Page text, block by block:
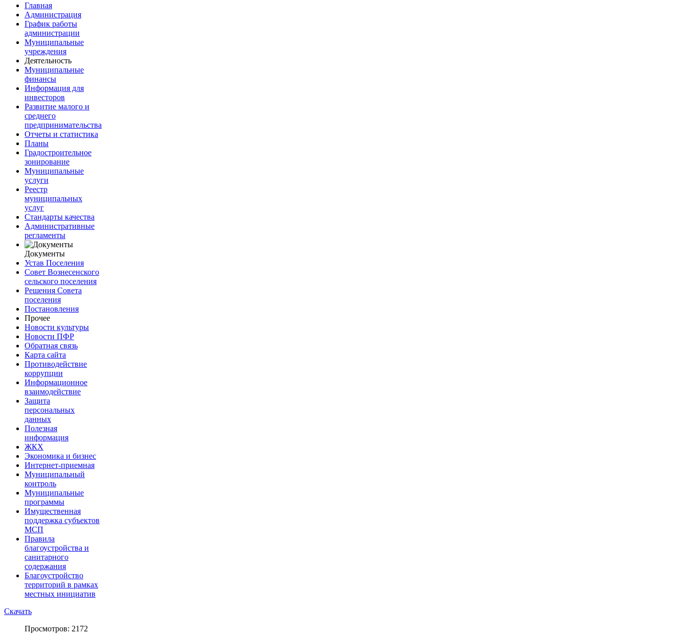
Главная
Администрация
График работы
администрации
Муниципальные
учреждения
Деятельность
Муниципальные
финансы
Информация для
инвесторов
Развитие малого и
среднего
предпринимательства
Отчеты и статистика
Планы
Градостроительное
зонирование
Муниципальные
услуги
Реестр
муниципальных
услуг
Стандарты качества
Административные
регламенты
Документы
Устав Поселения
Совет Вознесенского
сельского поселения
Решения Совета
поселения
Постановления
Прочее
Новости культуры
Новости ПФР
Обратная связь
Карта сайта
Противодействие
коррупции
Информационное
взаимодействие
Защита
персональных
данных
Полезная
информация
ЖКХ
Экономика и бизнес
Интернет-приемная
Муниципальный
контроль
Муниципальные
программы
Имущественная
поддержка субъектов
МСП
Правила
благоустройства и
санитарного
содержания
Благоустройство
территорий в рамках
местных инициатив
Скачать
Просмотров: 2172